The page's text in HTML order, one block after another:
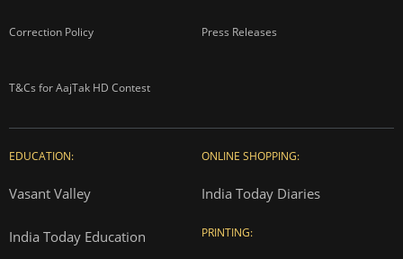
Correction Policy Press Releases
T&Cs for AajTak HD Contest
EDUCATION:
Vasant Valley
India Today Education
ONLINE SHOPPING:
India Today Diaries
PRINTING: